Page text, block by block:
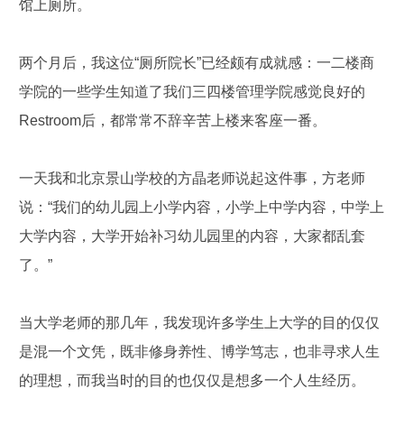
馆上厕所。
两个月后，我这位“厕所院长”已经颇有成就感：一二楼商
学院的一些学生知道了我们三四楼管理学院感觉良好的
Restroom后，都常常不辞辛苦上楼来客座一番。
一天我和北京景山学校的方晶老师说起这件事，方老师
说：“我们的幼儿园上小学内容，小学上中学内容，中学上
大学内容，大学开始补习幼儿园里的内容，大家都乱套
了。”
当大学老师的那几年，我发现许多学生上大学的目的仅仅
是混一个文凭，既非修身养性、博学笃志，也非寻求人生
的理想，而我当时的目的也仅仅是想多一个人生经历。